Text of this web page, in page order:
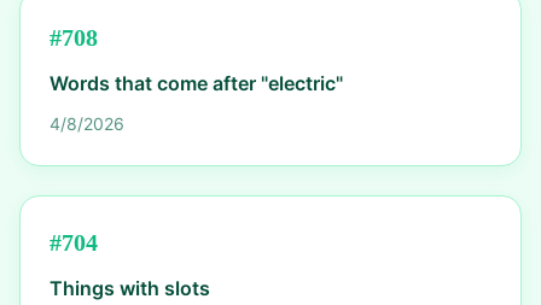
#708
Words that come after "electric"
4/8/2026
#704
Things with slots